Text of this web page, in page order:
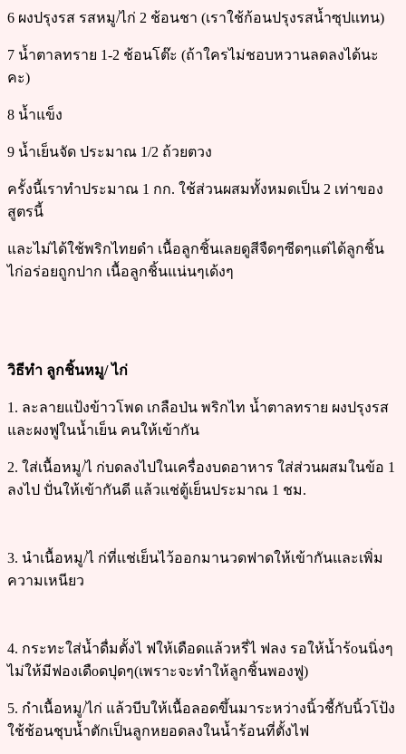
6 ผงปรุงรส รสหมู/ไก่ 2 ช้อนชา (เราใช้ก้อนปรุงรสน้ำซุปแทน)
7 น้ำตาลทราย 1-2 ช้อนโต๊ะ (ถ้าใครไม่ชอบหวานลดลงได้นะ
คะ)
8 น้ำแข็ง
9 น้ำเย็นจัด ประมาณ 1/2 ถ้วยตวง
ครั้งนี้เราทำประมาณ 1 กก. ใช้ส่วนผสมทั้งหมดเป็น 2 เท่าของ
สูตรนี้
และไม่ได้ใช้พริกไทยดำ เนื้อลูกชิ้นเลยดูสีจืดๆซีดๆแต่ได้ลูกชิ้น
ไก่อร่อยถูกปาก เนื้อลูกชิ้นแน่นๆเด้งๆ
วิธีทำ ลูกชิ้นหมู/ ไก่
1. ละลายแป้งข้าวโพด เกลือป่น พริกไท น้ำตาลทราย ผงปรุงรส
และผงฟูในน้ำเย็น คนให้เข้ากัน
2. ใส่เนื้อหมู/ไ ก่บดลงไปในเครื่องบดอาหาร ใส่ส่วนผสมในข้อ 1
ลงไป ปั่นให้เข้ากันดี แล้วแช่ตู้เย็นประมาณ 1 ชม.
3. นำเนื้อหมู/ไ ก่ที่เเช่เย็นไว้ออกมานวดฟาดให้เข้ากันและเพิ่ม
ความเหนียว
4. กระทะใส่น้ำดื่มตั้งไ ฟให้เดือดแล้วหรี่ไ ฟลง รอให้น้ำร้oนนิ่งๆ
ไม่ให้มีฟองเดืoดปุดๆ(เพราะจะทำให้ลูกชิ้นพองฟู)
5. กำเนื้อหมู/ไก่ แล้วบีบให้เนื้อลอดขึ้นมาระหว่างนิ้วชี้กับนิ้วโป้ง
ใช้ช้อนชุบน้ำตักเป็นลูกหยอดลงในน้ำร้อนที่ตั้งไฟ